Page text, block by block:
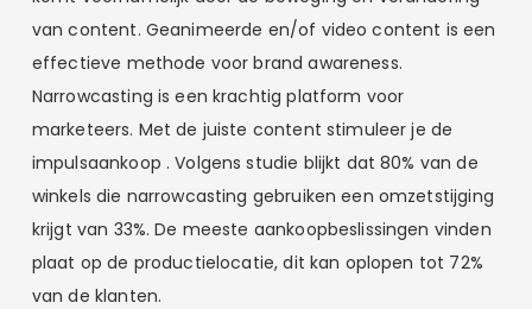
van content. Geanimeerde en/of video content is een
effectieve methode voor brand awareness.
Narrowcasting is een krachtig platform voor
marketeers. Met de juiste content stimuleer je de
impulsaankoop . Volgens studie blijkt dat 80% van de
winkels die narrowcasting gebruiken een omzetstijging
krijgt van 33%. De meeste aankoopbeslissingen vinden
plaat op de productielocatie, dit kan oplopen tot 72%
van de klanten.